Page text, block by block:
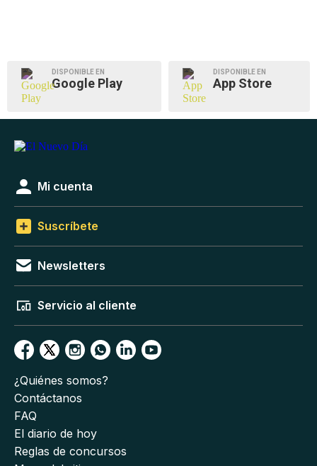
DISPONIBLE EN
Google Play
DISPONIBLE EN
App Store
Mi cuenta
Suscríbete
Newsletters
Servicio al cliente
¿Quiénes somos?
Contáctanos
FAQ
El diario de hoy
Reglas de concursos